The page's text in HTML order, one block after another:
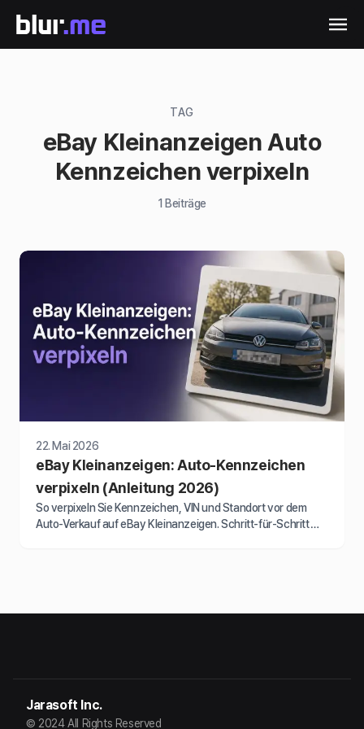
TAG
eBay Kleinanzeigen Auto
Kennzeichen verpixeln
1 Beiträge
22. Mai 2026
eBay Kleinanzeigen: Auto-Kennzeichen
verpixeln (Anleitung 2026)
So verpixeln Sie Kennzeichen, VIN und Standort vor dem
Auto-Verkauf auf eBay Kleinanzeigen. Schritt-für-Schritt
Jarasoft Inc.
© 2024 All Rights Reserved